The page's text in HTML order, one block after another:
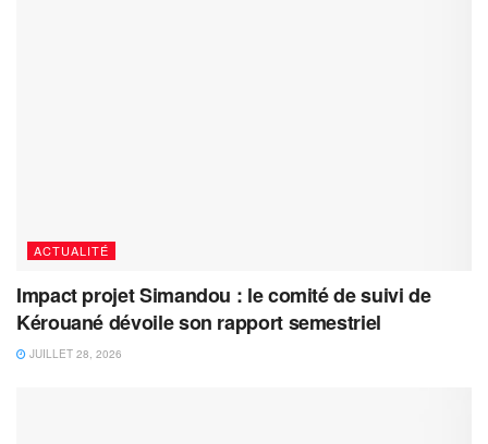
ACTUALITÉ
Impact projet Simandou : le comité de suivi de
Kérouané dévoile son rapport semestriel
JUILLET 28, 2026